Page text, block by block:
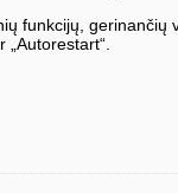
funkcijų, gerinančių
„Autorestart“.